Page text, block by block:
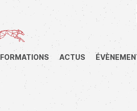
FORMATIONS ACTUS